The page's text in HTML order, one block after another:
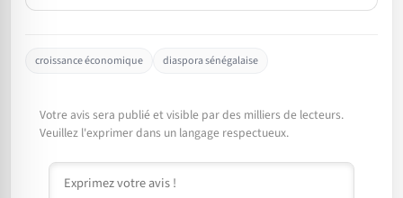
croissance économique diaspora sénégalaise
Votre avis sera publié et visible par des milliers de lecteurs.
Veuillez l'exprimer dans un langage respectueux.
Commentaire